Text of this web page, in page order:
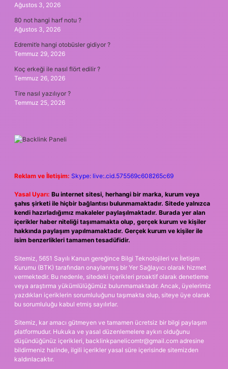
Ağustos 3, 2026
80 not hangi harf notu ?
Ağustos 3, 2026
Edremit’e hangi otobüsler gidiyor ?
Temmuz 29, 2026
Koç erkeği ile nasıl flört edilir ?
Temmuz 26, 2026
Tire nasıl yazılıyor ?
Temmuz 25, 2026
Reklam ve İletişim: Skype: live:.cid.575569c608265c69
Yasal Uyarı: Bu internet sitesi, herhangi bir marka, kurum veya
şahıs şirketi ile hiçbir bağlantısı bulunmamaktadır. Sitede yalnızca
kendi hazırladığımız makaleler paylaşılmaktadır. Burada yer alan
içerikler haber niteliği taşımamakta olup, gerçek kurum ve kişiler
hakkında paylaşım yapılmamaktadır. Gerçek kurum ve kişiler ile
isim benzerlikleri tamamen tesadüfidir.
Sitemiz, 5651 Sayılı Kanun gereğince Bilgi Teknolojileri ve İletişim
Kurumu (BTK) tarafından onaylanmış bir Yer Sağlayıcı olarak hizmet
vermektedir. Bu nedenle, sitedeki içerikleri proaktif olarak denetleme
veya araştırma yükümlülüğümüz bulunmamaktadır. Ancak, üyelerimiz
yazdıkları içeriklerin sorumluluğunu taşımakta olup, siteye üye olarak
bu sorumluluğu kabul etmiş sayılırlar.
Sitemiz, kar amacı gütmeyen ve tamamen ücretsiz bir bilgi paylaşım
platformudur. Hukuka ve yasal düzenlemelere aykırı olduğunu
düşündüğünüz içerikleri, backlinkpanelicomtr@gmail.com adresine
bildirmeniz halinde, ilgili içerikler yasal süre içerisinde sitemizden
kaldırılacaktır.